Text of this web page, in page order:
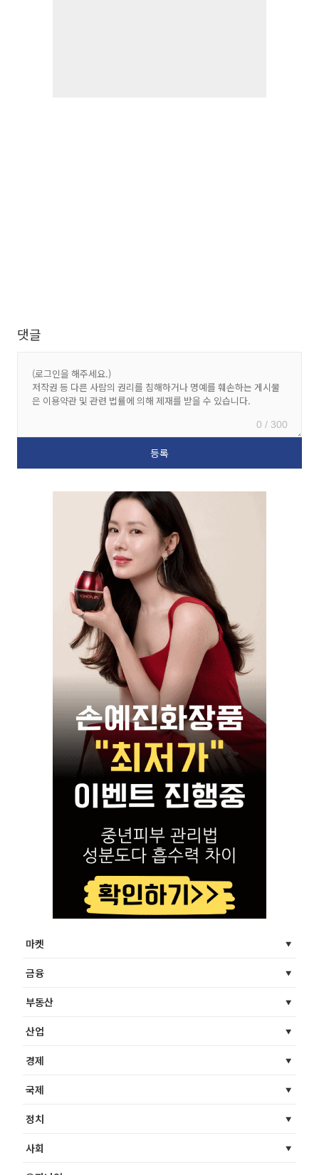
댓글
0 / 300
마켓
금융
부동산
산업
경제
국제
정치
사회